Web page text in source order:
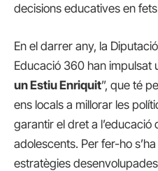
decisions educatives en
En el darrer any, la
Educació 360 han impulsat
un Estiu Enriquit”, que té
ens locals a millorar les
garantir el dret a l’educació
adolescents. Per fer-ho
estratègies